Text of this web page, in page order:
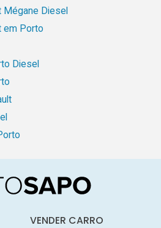
Diesel
em Porto
Diesel
VENDER CARRO